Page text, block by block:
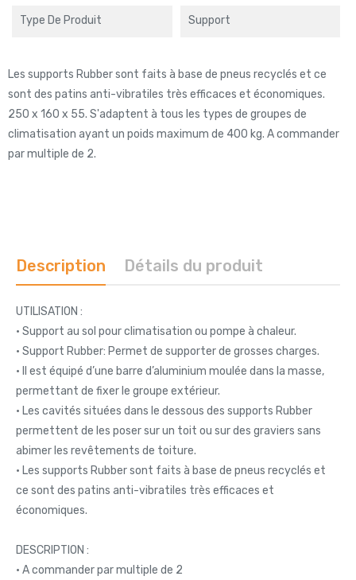
Type De Produit Support
Les supports Rubber sont faits à base de pneus recyclés et ce
sont des patins anti-vibratiles très efficaces et économiques.
250 x 160 x 55. S'adaptent à tous les types de groupes de
climatisation ayant un poids maximum de 400 kg. A commander
par multiple de 2.
Description Détails du produit
UTILISATION :
• Support au sol pour climatisation ou pompe à chaleur.
• Support Rubber: Permet de supporter de grosses charges.
• Il est équipé d’une barre d’aluminium moulée dans la masse,
permettant de fixer le groupe extérieur.
• Les cavités situées dans le dessous des supports Rubber
permettent de les poser sur un toit ou sur des graviers sans
abimer les revêtements de toiture.
• Les supports Rubber sont faits à base de pneus recyclés et
ce sont des patins anti-vibratiles très efficaces et
économiques.
DESCRIPTION :
• A commander par multiple de 2